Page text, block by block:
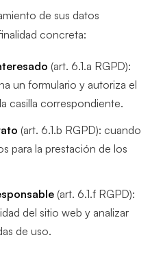
de sus datos
concreta:
(art. 6.1.a RGPD):
un formulario y autoriza el
casilla correspondiente.
(art. 6.1.b RGPD): cuando
para la prestación de los
(art. 6.1.f RGPD):
del sitio web y analizar
de uso.